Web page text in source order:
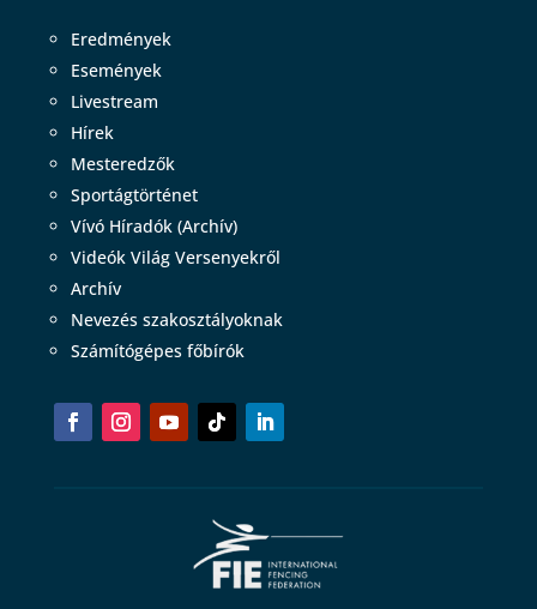
Eredmények
Események
Livestream
Hírek
Mesteredzők
Sportágtörténet
Vívó Híradók (Archív)
Videók Világ Versenyekről
Archív
Nevezés szakosztályoknak
Számítógépes főbírók